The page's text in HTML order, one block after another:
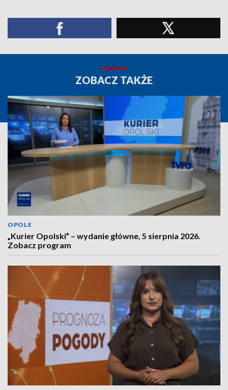
ZOBACZ TAKŻE
OPOLE
„Kurier Opolski” – wydanie główne, 5 sierpnia 2026.
Zobacz program